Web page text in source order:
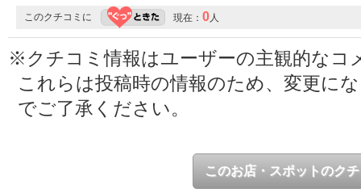
このクチコミに 現在： 0人
※クチコミ情報はユーザーの主観的なコ
これらは投稿時の情報のため、変更に
でご了承ください。
このお店・スポットのク